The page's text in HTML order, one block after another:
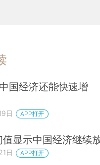
国经济还能快速增
日 APP打开
显示中国经济继续
日 APP打开